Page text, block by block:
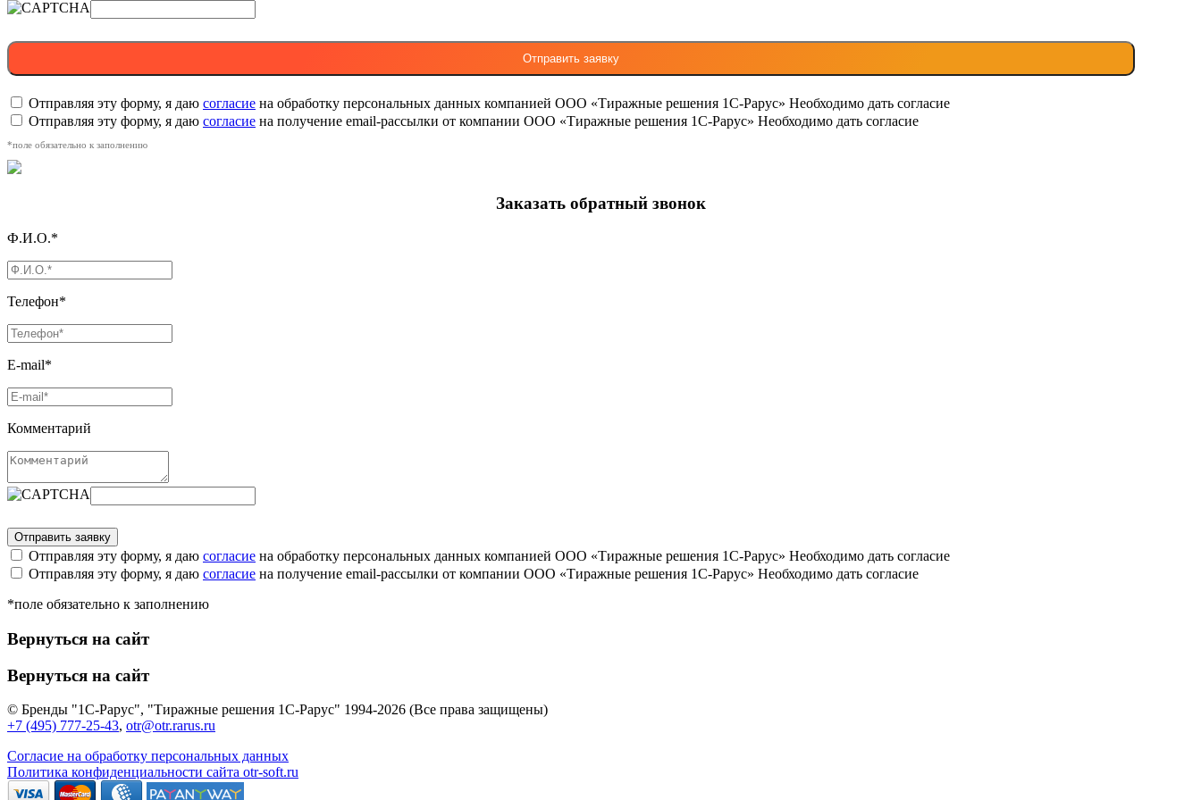
Отправляя эту форму, я даю согласие на обработку персональных данных компанией ООО «Тиражные решения 1С-Рарус» Необходимо дать согласие
Отправляя эту форму, я даю согласие на получение email-рассылки от компании ООО «Тиражные решения 1С-Рарус» Необходимо дать согласие
*поле обязательно к заполнению
Заказать обратный звонок
Ф.И.О.*
Телефон*
E-mail*
Комментарий
Отправляя эту форму, я даю согласие на обработку персональных данных компанией ООО «Тиражные решения 1С-Рарус» Необходимо дать согласие
Отправляя эту форму, я даю согласие на получение email-рассылки от компании ООО «Тиражные решения 1С-Рарус» Необходимо дать согласие
*поле обязательно к заполнению
Вернуться на сайт
Вернуться на сайт
© Бренды "1С-Рарус", "Тиражные решения 1С-Рарус" 1994-2026 (Все права защищены)
+7 (495) 777-25-43, otr@otr.rarus.ru
Согласие на обработку персональных данных
Политика конфиденциальности сайта otr-soft.ru